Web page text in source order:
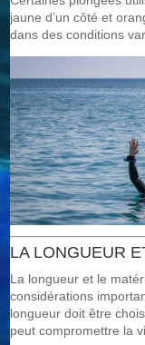
jaune d’un côté et
dans des conditions
LA LONGUEUR
La longueur et le
considérations
longueur doit être
peut compromettre la